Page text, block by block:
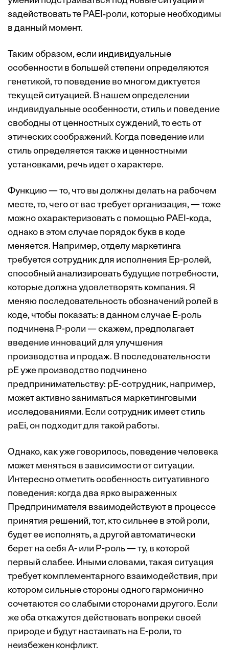
задействовать те PAEI‑роли, которые необходимы
в данный момент.
Таким образом, если индивидуальные
особенности в большей степени определяются
генетикой, то поведение во многом диктуется
текущей ситуацией. В нашем определении
индивидуальные особенности, стиль и поведение
свободны от ценностных суждений, то есть от
этических соображений. Когда поведение или
стиль определяется также и ценностными
установками, речь идет о характере.
Функцию — то, что вы должны делать на рабочем
месте, то, чего от вас требует организация, — тоже
можно охарактеризовать с помощью PAEI-кода,
однако в этом случае порядок букв в коде
меняется. Например, отделу маркетинга
требуется сотрудник для исполнения Ep-ролей,
способный анализировать будущие потребности,
которые должна удовлетворять компания. Я
меняю последовательность обозначений ролей в
коде, чтобы показать: в данном случае E-роль
подчинена P-роли — скажем, предполагает
введение инноваций для улучшения
производства и продаж. В последовательности
pE уже производство подчинено
предпринимательству: pE-сотрудник, например,
может активно заниматься маркетинговыми
исследованиями. Если сотрудник имеет стиль
paEi, он подходит для такой работы.
Однако, как уже говорилось, поведение человека
может меняться в зависимости от ситуации.
Интересно отметить особенность ситуативного
поведения: когда два ярко выраженных
Предпринимателя взаимодействуют в процессе
принятия решений, тот, кто сильнее в этой роли,
будет ее исполнять, а другой автоматически
берет на себя A- или P-роль — ту, в которой
первый слабее. Иными словами, такая ситуация
требует комплементарного взаимодействия, при
котором сильные стороны одного гармонично
сочетаются со слабыми сторонами другого. Если
же оба откажутся действовать вопреки своей
природе и будут настаивать на E-роли, то
неизбежен конфликт.